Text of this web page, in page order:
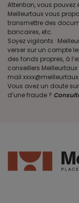
Attention, vous pouvez
Meilleurtaux vous
transmettre des
bancaires, etc.
Soyez vigilants ·
verser sur un compte
des fonds propres, à
conseillers
mail
Vous avez un doute
d’une fraude ?